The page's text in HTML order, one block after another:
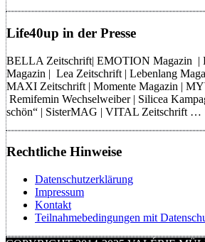
Life40up in der Presse
BELLA Zeitschrift| EMOTION Magazin |
Magazin | Lea Zeitschrift | Lebenlang
MAXI Zeitschrift | Momente Magazin |
Remifemin Wechselweiber | Silicea
schön“ | SisterMAG | VITAL Zeitschrift …
Rechtliche Hinweise
Datenschutzerklärung
Impressum
Kontakt
Teilnahmebedingungen mit